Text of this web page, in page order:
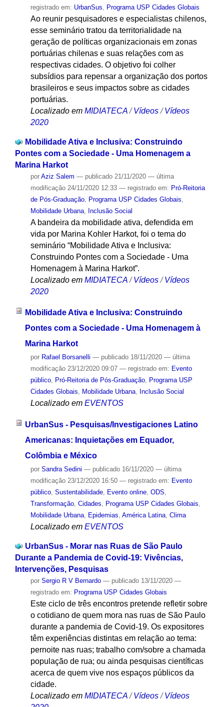
registrado em: UrbanSus Programa USP Cidades Globais
Ao reunir pesquisadores e especialistas chilenos,
esse seminário tratou da territorialidade na
geração de políticas organizacionais em zonas
portuárias chilenas e suas relações com as
respectivas cidades. O objetivo foi colher
subsídios para repensar a organização dos portos
brasileiros e seus impactos sobre as cidades
portuárias.
Localizado em MIDIATECA /Vídeos /Vídeos
2020
Mobilidade Ativa e Inclusiva: Construindo
Pontes com a Sociedade - Uma Homenagem a
Marina Harkot
por Aziz Salem — publicado21/11/2020 — última
modificação24/11/2020 12:33 — registrado em: Pró-Reitoria
de Pós-Graduação, Programa USP Cidades Globais
Mobilidade Urbana, Inclusão Social
A bandeira da mobilidade ativa, defendida em
vida por Marina Kohler Harkot, foi o tema do
seminário “Mobilidade Ativa e Inclusiva:
Construindo Pontes com a Sociedade - Uma
Homenagem à Marina Harkot”.
Localizado em MIDIATECA /Vídeos /Vídeos
2020
Mobilidade Ativa e Inclusiva: Construindo
Pontes com a Sociedade - Uma Homenagem à
Marina Harkot
por Rafael Borsanelli — publicado18/11/2020 — última
modificação23/12/2020 09:07 — registrado em: Evento
público, Pró-Reitoria de Pós-Graduação, Programa USP
Cidades Globais, Mobilidade Urbana, Inclusão Social
Localizado em EVENTOS
UrbanSus - Pesquisas/Investigaciones Latino
Americanas: Inquietações em Equador,
Colômbia e México
por Sandra Sedini — publicado16/11/2020 — última
modificação23/12/2020 16:50 — registrado em: Evento
público, Sustentabilidade, Evento online, ODS,
Transformação, Cidades, Programa USP Cidades Globais,
Mobilidade Urbana, Epidemias, América Latina, Clima
Localizado em EVENTOS
UrbanSus - Morar nas Ruas de São Paulo
Durante a Pandemia de Covid-19: Vivências,
Intervenções, Pesquisas
por Sergio R V Bernardo — publicado13/11/2020 —
registrado em: Programa USP Cidades Globais
Este ciclo de três encontros pretende refletir sobre
o cotidiano de quem mora nas ruas de São Paulo
durante a pandemia de Covid-19. Os expositores
têm experiências distintas em relação ao tema:
pernoite nas ruas; trabalho com/sobre a chamada
população de rua; ou ainda pesquisas científicas
acerca de quem vive nos espaços públicos da
cidade.
Localizado em MIDIATECA /Vídeos /Vídeos